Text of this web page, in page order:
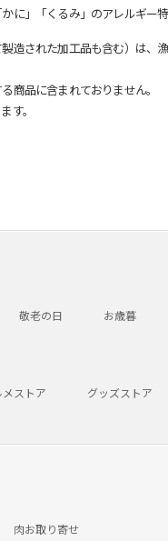
」「くるみ」のアレルギー
された加工品も含む）は、
商品に含まれておりません。
す。
敬老の日 お歳暮
ストア グッズストア
肉お取り寄せ